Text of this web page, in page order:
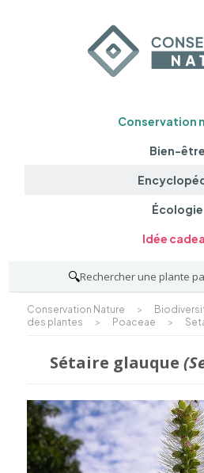
Conservation
Bien-être
Écologie
Idée
🔍Rechercher une plante
Conservation Nature >
des plantes
> Poaceae >
Sétaire glauque